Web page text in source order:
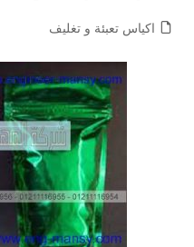
اكياس تعبئة و تغليف